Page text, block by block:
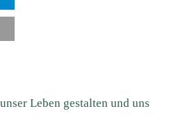
Leben gestalten und uns